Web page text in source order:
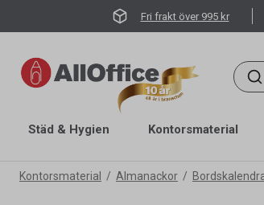
Fri frakt över 995 kr
Städ & Hygien Kontorsmaterial
Kontorsmaterial Almanackor